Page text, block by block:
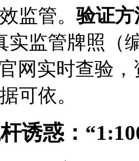
监管。验证方
实监管牌照（
网实时查验
可依。
诱惑：